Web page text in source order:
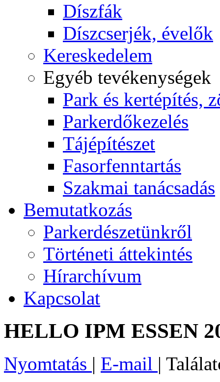
Díszfák
Díszcserjék, évelők
Kereskedelem
Egyéb tevékenységek
Park és kertépítés,
Parkerdőkezelés
Tájépítészet
Fasorfenntartás
Szakmai tanácsadás
Bemutatkozás
Parkerdészetünkről
Történeti áttekintés
Hírarchívum
Kapcsolat
HELLO IPM ESSEN
Nyomtatás | E-mail |